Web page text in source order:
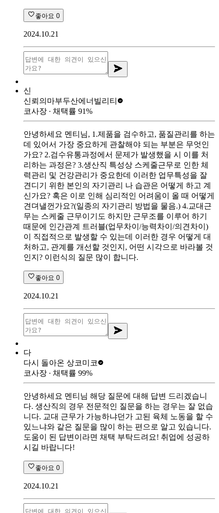
좋아요 0
2024.10.21
신
신뢰의마부두산에너빌리티
코사장 ∙ 채택률 91%
안녕하세요 멘티님, 1.제품을 검수하고, 품질관리를 하는
데 있어서 가장 중요하게 관찰해야 되는 부분은 무엇인
가요? 2.검수유통과정에서 문제가 발생했을 시 이를 처
리하는 과정은? 3.생산직 특성상 스케줄근무로 인한 체
력관리 및 건강관리가 중요한데 이러한 업무특성을 잘
견디기 위한 본인의 자기관리 나 습관은 어떻게 하고 계
신가요? 혹은 이로 인해 심리적인 어려움이 올 때 어떻게
견뎌낼껀가요?(일종의 자기관리 방법을 물음.) 4.교대근
무는 스케줄 근무이기도 하지만 근무조를 이루어 하기
때문에 인간관계 트러블(업무차이/능력차이/의견차이)
이 직접적으로 발생할 수 있는데 이러한 경우 어떻게 대
처하고, 관계를 개선할 것인지, 어떤 시각으로 바라볼 것
인지? 이런식의 질문 많이 합니다.
좋아요 0
2024.10.21
다
다시 돌아온 상코미코
코사장 ∙ 채택률 99%
안녕하세요 멘티님 해당 질문에 대해 답변 드리겠습니
다. 생산직의 경우 전문적인 질문을 하는 경우는 잘 없습
니다. 교대 근무가 가능하냐던가 고된 육체 노동을 할 수
있느냐와 같은 질문을 많이 하는 편으로 알고 있습니다.
도움이 된 답변이라면 채택 부탁드려요! 취업에 성공하
시길 바랍니다!
좋아요 0
2024.10.21